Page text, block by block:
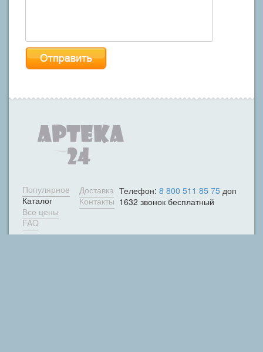
Популярное
Каталог
Все цены
FAQ
Доставка
Контакты
Телефон: 8 800 511 85 75 доп
1632 звонок бесплатный